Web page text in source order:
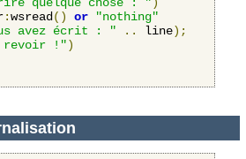
quelque chose : ")
:wsread() or
"nothing"
avez écrit : " .. line);
revoir !")